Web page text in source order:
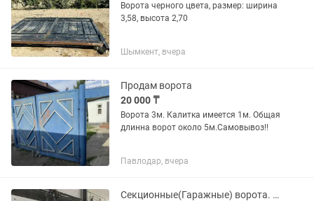
Ворота черного цвета, размер: ширина
3,58, высота 2,70
Шымкент, вчера
Продам ворота
20 000 ₸
Ворота 3м. Калитка имеется 1м. Общая
длинна ворот около 5м.Самовывоз!!
Павлодар, вчера
Секционные(Гаражные) ворота. Рольставни и Рольворота.Дорхан, Алютех